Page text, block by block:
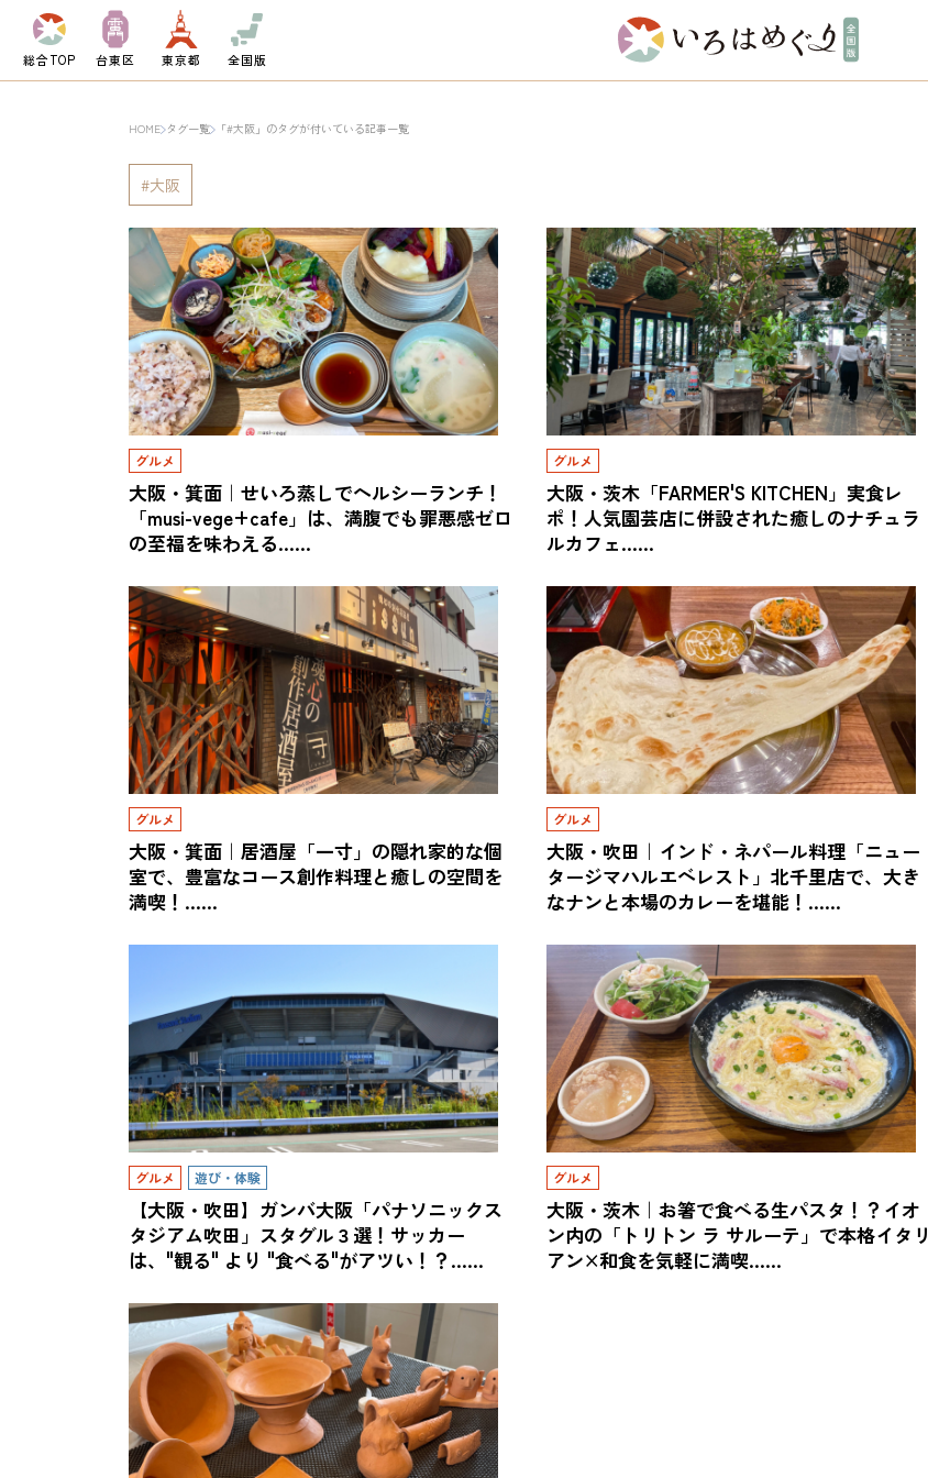
総合TOP 台東区 東京都 全国版
HOME タグ一覧 「#大阪」のタグが付いている記事一覧
大阪
グルメ
大阪・箕面｜せいろ蒸しでヘルシーランチ！
「musi-vege+cafe」は、満腹でも罪悪感ゼロ
の至福を味わえる……
グルメ
大阪・茨木「FARMER'S KITCHEN」実食レ
ポ！人気園芸店に併設された癒しのナチュラ
ルカフェ……
グルメ
大阪・箕面｜居酒屋「一寸」の隠れ家的な個
室で、豊富なコース創作料理と癒しの空間を
満喫！……
グルメ
大阪・吹田｜インド・ネパール料理「ニュー
タージマハルエベレスト」北千里店で、大き
なナンと本場のカレーを堪能！……
グルメ 遊び・体験
【大阪・吹田】ガンバ大阪「パナソニックス
タジアム吹田」スタグル３選！サッカー
は、"観る" より "食べる"がアツい！？……
グルメ
大阪・茨木｜お箸で食べる生パスタ！？イオ
ン内の「トリトン ラ サルーテ」で本格イタリ
アン×和食を気軽に満喫……